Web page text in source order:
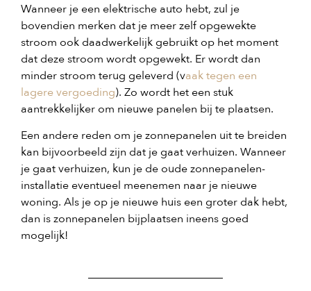
Wanneer je een elektrische auto hebt, zul je
bovendien merken dat je meer zelf opgewekte
stroom ook daadwerkelijk gebruikt op het moment
dat deze stroom wordt opgewekt. Er wordt dan
minder stroom terug geleverd (vaak tegen een
lagere vergoeding). Zo wordt het een stuk
aantrekkelijker om nieuwe panelen bij te plaatsen.
Een andere reden om je zonnepanelen uit te breiden
kan bijvoorbeeld zijn dat je gaat verhuizen. Wanneer
je gaat verhuizen, kun je de oude zonnepanelen-
installatie eventueel meenemen naar je nieuwe
woning. Als je op je nieuwe huis een groter dak hebt,
dan is zonnepanelen bijplaatsen ineens goed
mogelijk!